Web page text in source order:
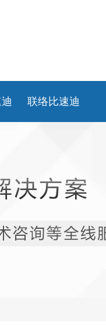
联络比速迪